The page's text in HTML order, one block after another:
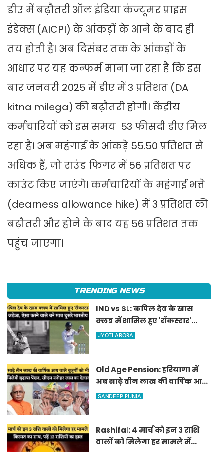
डीए में बढ़ौतरी ऑल इंडिया कंज्यूमर प्राइस
इंडेक्स (AICPI) के आंकड़ों के आने के बाद ही
तय होती है। अब दिसंबर तक के आंकड़ों के
आधार पर यह कन्फर्म माना जा रहा है कि इस
बार जनवरी 2025 में डीए में 3 प्रतिशत (DA
kitna milega) की बढ़ौतरी होगी। केंद्रीय
कर्मचारियों को इस समय 53 फीसदी डीए मिल
रहा है। अब महंगाई के आंकड़े 55.50 प्रतिशत से
अधिक हैं, जो राउंड फिगर में 56 प्रतिशत पर
काउंट किए जाएंगे। कर्मचारियों के महंगाई भत्ते
(dearness allowance hike) में 3 प्रतिशत की
बढ़ौतरी और होने के बाद यह 56 प्रतिशत तक
पहुंच जाएगा।
TRENDING NEWS
IND vs SL: कपिल देव के खास
क्लब में शामिल हुए 'रॉकस्टार'
जडेजा, ऐसा करने वाले बने मात्र
JYOTI ARORA
Old Age Pension: हरियाणा में
अब साढ़े तीन लाख की वार्षिक आय
वाले बुजुर्गों को भी मिलेगी बुढ़ापा
SANDEEP PUNIA
Rashifal: 4 मार्च को इन 3 राशि
वालों को मिलेगा हर मामले में